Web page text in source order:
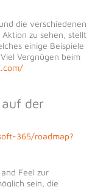
die verschiedenen
zu sehen, stellt
einige Beispiele
Vergnügen beim
der
365/roadmap?
Feel zur
sein, die